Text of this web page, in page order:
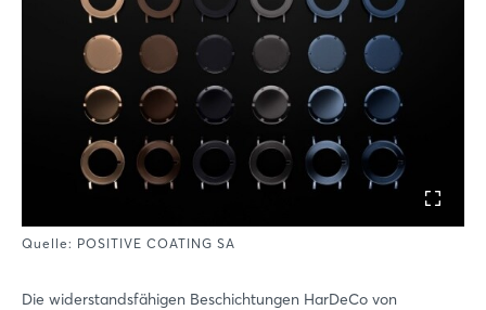
Quelle: POSITIVE COATING SA
Die widerstandsfähigen Beschichtungen HarDeCo von